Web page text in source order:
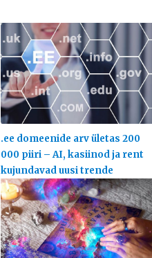
.ee domeenide arv ületas 200
000 piiri – AI, kasiinod ja rent
kujundavad uusi trende